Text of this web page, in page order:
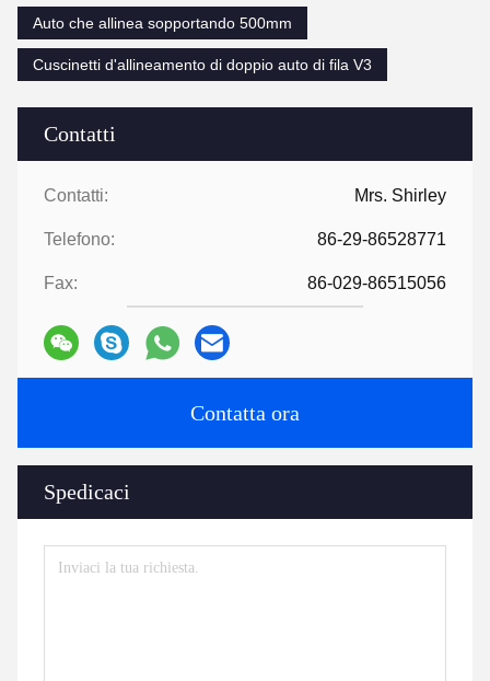
Contatti
Contatti: Mrs. Shirley
Telefono: 86-29-86528771
Fax: 86-029-86515056
Contatta ora
Spedicaci
Auto che allinea sopportando 500mm
Cuscinetti d'allineamento di doppio auto di fila V3